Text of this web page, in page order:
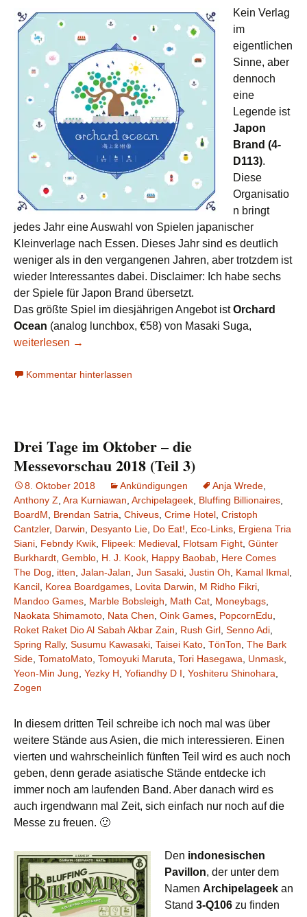
Kein Verlag
im
eigentlichen
Sinne, aber
dennoch
eine
Legende ist
Japon
Brand (4-
D113).
Diese
Organisatio
n bringt
jedes Jahr eine Auswahl von Spielen japanischer
Kleinverlage nach Essen. Dieses Jahr sind es deutlich
weniger als in den vergangenen Jahren, aber trotzdem ist
wieder Interessantes dabei. Disclaimer: Ich habe sechs
der Spiele für Japon Brand übersetzt.
Das größte Spiel im diesjährigen Angebot istOrchard
Ocean (analog lunchbox, €58) von Masaki Suga,
Messevorschau 2019: Japan (Teil 1) – Japon Brand, itten
weiterlesen →
Kommentar hinterlassen
Drei Tage im Oktober – die
Messevorschau 2018 (Teil 3)
8. Oktober 2018 Ankündigungen Anja Wrede
Anthony Z Ara Kurniawan Archipelageek Bluffing Billionaires
BoardM
Brendan Satria Chiveus Crime Hotel Cristoph
Cantzler, Darwin Desyanto Lie Do Eat! Eco-Links Ergiena Tria
Siani Febndy Kwik Flipeek: Medieval Flotsam Fight Günter
Burkhardt Gemblo H. J. Kook Happy Baobab Here Comes
The Dog
itten Jalan-Jalan Jun Sasaki Justin Oh Kamal Ikmal
Kancil Korea Boardgames Lovita Darwin M Ridho Fikri
Mandoo Games Marble Bobsleigh Math Cat Moneybags
Naokata Shimamoto Nata Chen Oink Games PopcornEdu
Roket Raket Dio Al Sabah Akbar Zain
Rush Girl Senno Adi
Spring Rally, Susumu Kawasaki Taisei Kato TönTon The Bark
Side TomatoMato Tomoyuki Maruta Tori Hasegawa Unmask
Yeon-Min Jung Yezky H Yofiandhy D I Yoshiteru Shinohara
Zogen
In diesem dritten Teil schreibe ich noch mal was über
weitere Stände aus Asien, die mich interessieren. Einen
vierten und wahrscheinlich fünften Teil wird es auch noch
geben, denn gerade asiatische Stände entdecke ich
immer noch am laufenden Band. Aber danach wird es
auch irgendwann mal Zeit, sich einfach nur noch auf die
Messe zu freuen. 🙂
Den indonesischen
Pavillon, der unter dem
Namen Archipelageek an
Stand 3-Q106 zu finden